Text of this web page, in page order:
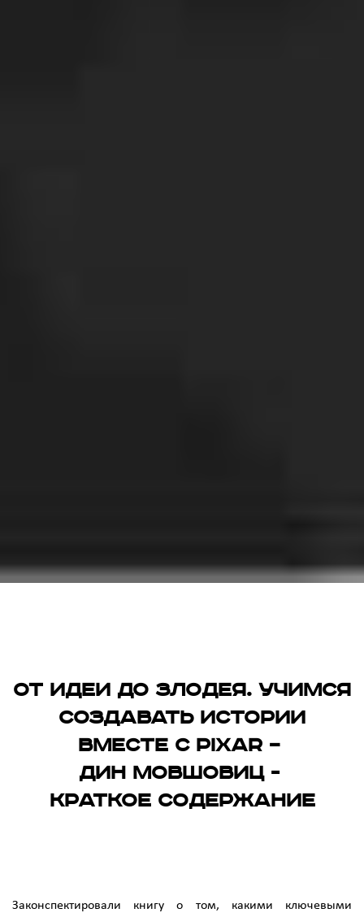
От идеи до злодея. Учимся
создавать истории
вместе с Pixar –
Дин Мовшовиц -
краткое содержание
Законспектировали книгу о том, какими ключевыми